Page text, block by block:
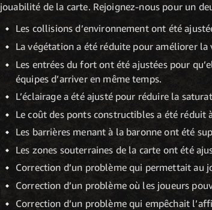
jouabilité de la carte. Rejoignez-nous pour un
Les collisions d’environnement ont été
La végétation a été réduite pour améliorer
Les entrées du fort ont été ajustées pour
équipes d’arriver en même temps.
L’éclairage a été ajusté pour réduire la
Le coût des ponts constructibles a été
Les barrières menant à la baronne ont été
Les zones souterraines de la carte ont été
Correction d’un problème qui permettait au
Correction d’un problème où les joueurs
Correction d’un problème qui empêchait